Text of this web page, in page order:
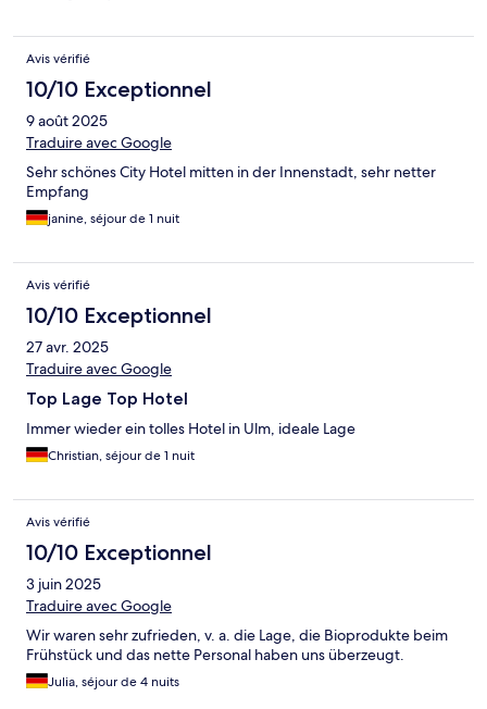
Avis vérifié
10/10 Exceptionnel
9 août 2025
Traduire avec Google
Sehr schönes City Hotel mitten in der Innenstadt, sehr netter
Empfang
janine, séjour de 1 nuit
Avis vérifié
10/10 Exceptionnel
27 avr. 2025
Traduire avec Google
Top Lage Top Hotel
Immer wieder ein tolles Hotel in Ulm, ideale Lage
Christian, séjour de 1 nuit
Avis vérifié
10/10 Exceptionnel
3 juin 2025
Traduire avec Google
Wir waren sehr zufrieden, v. a. die Lage, die Bioprodukte beim
Frühstück und das nette Personal haben uns überzeugt.
Julia, séjour de 4 nuits